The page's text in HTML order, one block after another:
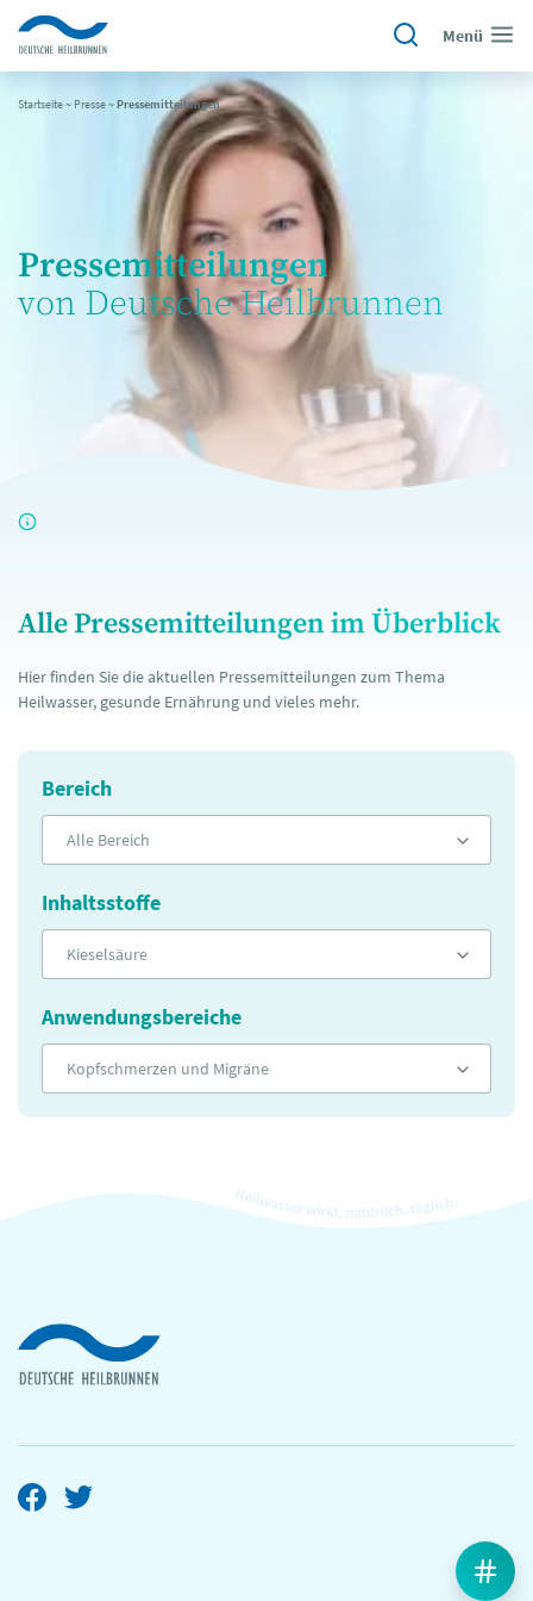
Menü
Startseite~ Presse~Pressemitteilungen
Pressemitteilungen
von Deutsche Heilbrunnen
Alle Pressemitteilungen im Überblick
Hier finden Sie die aktuellen Pressemitteilungen zum Thema
Heilwasser, gesunde Ernährung und vieles mehr.
Bereich
Alle Bereich
Inhaltsstoffe
Kieselsäure
Anwendungsbereiche
Kopfschmerzen und Migräne